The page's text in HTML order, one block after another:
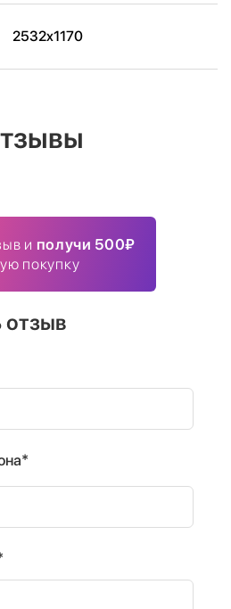
2532x1170
и получи 500₽
покупку
отзыв